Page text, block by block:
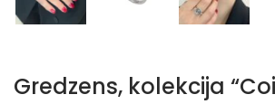
Gredzens, kolekcija